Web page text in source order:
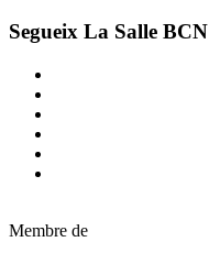
Segueix La Salle BCN
Membre de